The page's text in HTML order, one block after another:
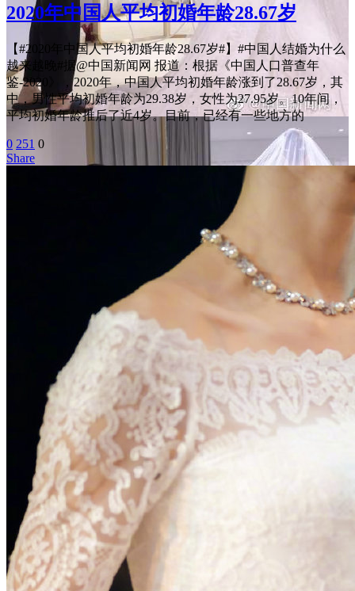
2020年中国人平均初婚年龄28.67岁
【#2020年中国人平均初婚年龄28.67岁#】#中国人结婚为什么
越来越晚#据@中国新闻网 报道：根据《中国人口普查年
鉴-2020》，2020年，中国人平均初婚年龄涨到了28.67岁，其
中，男性平均初婚年龄为29.38岁，女性为27.95岁。10年间，
平均初婚年龄推后了近4岁。目前，已经有一些地方的
0 251 0
Share